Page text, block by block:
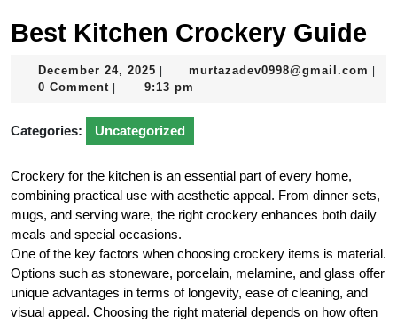
Best Kitchen Crockery Guide
December 24, 2025 December
24,
murtazadev0998@gmail.com
0 Comment 9:13 pm
Categories: Uncategorized
Crockery for the kitchen is an essential part of every home,
combining practical use with aesthetic appeal. From dinner sets,
mugs, and serving ware, the right crockery enhances both daily
meals and special occasions.
One of the key factors when choosing crockery items is material.
Options such as stoneware, porcelain, melamine, and glass offer
unique advantages in terms of longevity, ease of cleaning, and
visual appeal. Choosing the right material depends on how often